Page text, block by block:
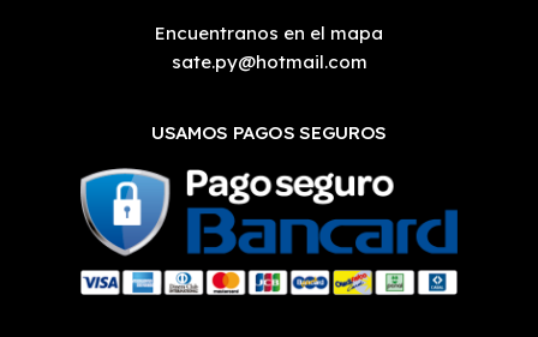
Encuentranos en el mapa
sate.py@hotmail.com
USAMOS PAGOS SEGUROS